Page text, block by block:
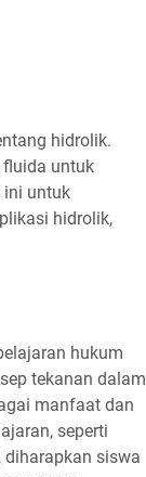
hidrolik.
fluida untuk
ini untuk
hidrolik,
hukum
tekanan dalam
manfaat dan
seperti
siswa